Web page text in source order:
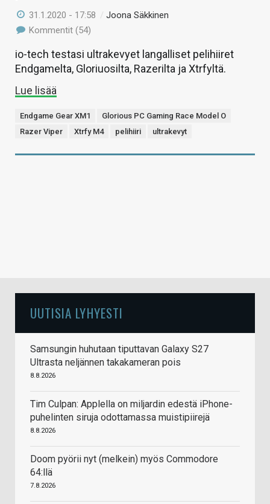
31.1.2020 - 17:58 /Joona Säkkinen
Kommentit (54)
io-tech testasi ultrakevyet langalliset pelihiiret
Endgamelta, Gloriuosilta, Razerilta ja Xtrfyltä.
Lue lisää
Endgame Gear XM1
Glorious PC Gaming Race Model O
Razer Viper
Xtrfy M4 pelihiiri ultrakevyt
UUTISIA LYHYESTI
Samsungin huhutaan tiputtavan Galaxy S27
Ultrasta neljännen takakameran pois
8.8.2026
Tim Culpan: Applella on miljardin edestä iPhone-
puhelinten siruja odottamassa muistipiirejä
8.8.2026
Doom pyörii nyt (melkein) myös Commodore
64:llä
7.8.2026